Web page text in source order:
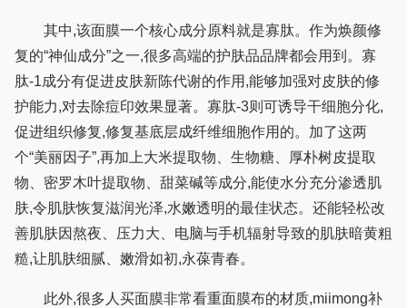
其中,该面膜一个核心成分原料就是寡肽。作为焕颜修
复的“神仙成分”之一,很多高端的护肤品品牌都会用到。寡
肽-1成分有促进皮肤新陈代谢的作用,能够加强对皮肤的修
护能力,对去除痘印效果显著。寡肽-3则可诱导干细胞分化,
促进组织修复,修复基底层成纤维细胞作用的。加了这两
个“美丽因子”,再加上大米提取物、生物糖、厚朴树皮提取
物、密罗木叶提取物、甜菜碱等成分,能使水分充分渗透肌
肤,令肌肤恢复滋润光泽,水嫩透明的最佳状态。还能轻松改
善肌肤因熬夜、压力大、电脑与手机辐射导致的肌肤暗黄粗
糙,让肌肤细腻、嫩滑如初,永葆青春。
此外,很多人买面膜非常看重面膜布的材质,miimong补